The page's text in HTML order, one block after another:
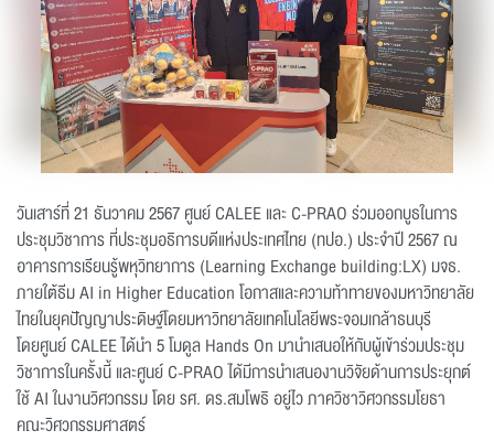
วันเสาร์ที่ 21 ธันวาคม 2567 ศูนย์ CALEE และ C-PRAO ร่วมออกบูธในการ
ประชุมวิชาการ ที่ประชุมอธิการบดีแห่งประเทศไทย (ทปอ.) ประจำปี 2567 ณ
อาคารการเรียนรู้พหุวิทยาการ (Learning Exchange building:LX) มจธ.
ภายใต้ธีม AI in Higher Education โอกาสและความท้าทายของมหาวิทยาลัย
ไทยในยุคปัญญาประดิษฐ์โดยมหาวิทยาลัยเทคโนโลยีพระจอมเกล้าธนบุรี
โดยศูนย์ CALEE ได้นำ 5 โมดูล Hands On มานำเสนอให้กับผู้เข้าร่วมประชุม
วิชาการในครั้งนี้ และศูนย์ C-PRAO ได้มีการนำเสนองานวิจัยด้านการประยุกต์
ใช้ AI ในงานวิศวกรรม โดย รศ. ดร.สมโพธิ อยู่ไว ภาควิชาวิศวกรรมโยธา
คณะวิศวกรรมศาสตร์